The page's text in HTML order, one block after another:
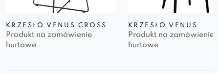
KRZESŁO VENUS CROSS
Produkt na zamówienie
hurtowe
KRZESŁO VENUS
Produkt na zamówienie
hurtowe